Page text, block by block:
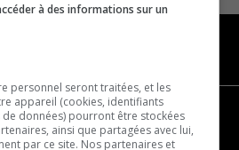
à des informations sur un
personnel seront traitées, et les
appareil (cookies, identifiants
données) pourront être stockées
ainsi que partagées avec lui,
par ce site. Nos partenaires et